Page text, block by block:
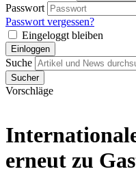
Passwort
Passwort vergessen?
Eingeloggt bleiben
Einloggen
Suche
Sucher
Vorschläge
erneut zu